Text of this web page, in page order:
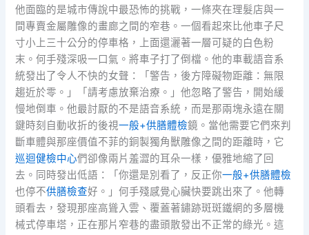
他面臨的是城市傳說中最恐怖的挑戰，一條夾在理髮店與一
間專賣金屬雕像的畫廊之間的窄巷。一個看起來比他車子尺
寸小上三十公分的停車格，上面還灑著一層可疑的白色粉
末。何手殘深吸一口氣。將車子打了倒檔。他的車載語音系
統發出了令人不快的女聲：「警告，後方障礙物距離：無限
趨近於零。」「請考慮放棄治療。」他忽略了警告，開始緩
慢地倒車。他最討厭的不是語音系統，而是那兩塊永遠在關
鍵時刻自動收折的後視一般+供膳體檢鏡。當他需要它們來判
斷車體與那座價值不菲的銅製獨角獸雕像之間的距離時，它
巡迴健檢中心們卻像兩片羞澀的耳朵一樣，優雅地縮了回
去。同時發出低語：「你還是別看了，反正你一般+供膳體檢
也停不供膳檢查好。」何手殘感覺心臟快要跳出來了。他轉
頭看去，發現那座高聳入雲、覆蓋著鏽跡斑斑鐵網的多層機
械式停車塔，正在那片窄巷的盡頭散發出不正常的綠光。這